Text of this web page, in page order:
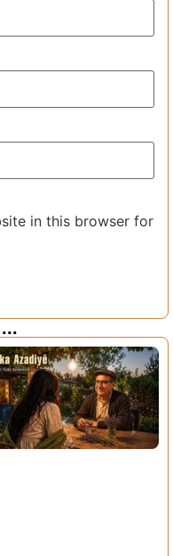
in this browser for
اقرأ أيضاً ...